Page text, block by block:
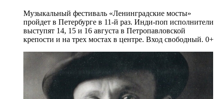
Музыкальный фестиваль «Ленинградские мосты»
пройдет в Петербурге в 11-й раз. Инди-поп исполнители
выступят 14, 15 и 16 августа в Петропавловской
крепости и на трех мостах в центре. Вход свободный. 0+